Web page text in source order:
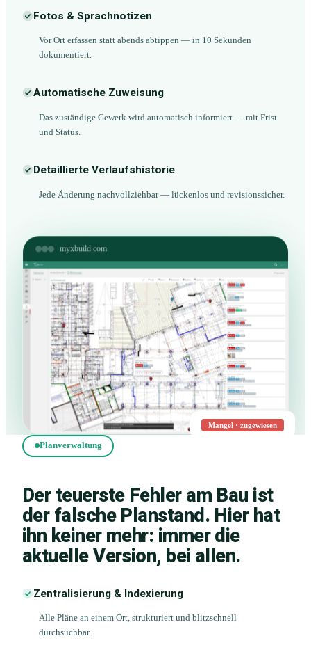
Fotos & Sprachnotizen
Vor Ort erfassen statt abends abtippen — in 10 Sekunden
dokumentiert.
Automatische Zuweisung
Das zuständige Gewerk wird automatisch informiert — mit Frist
und Status.
Detaillierte Verlaufshistorie
Jede Änderung nachvollziehbar — lückenlos und revisionssicher.
Mangel · zugewiesen
Planverwaltung
Der teuerste Fehler am Bau ist
der falsche Planstand. Hier hat
ihn keiner mehr: immer die
aktuelle Version, bei allen.
Zentralisierung & Indexierung
Alle Pläne an einem Ort, strukturiert und blitzschnell
durchsuchbar.